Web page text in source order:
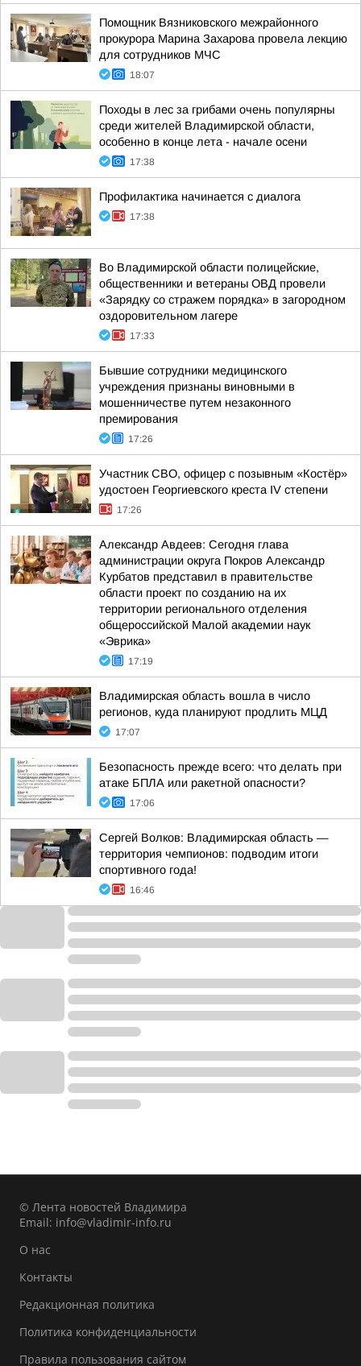
Помощник Вязниковского межрайонного
прокурора Марина Захарова провела лекцию
для сотрудников МЧС
18:07
Походы в лес за грибами очень популярны
среди жителей Владимирской области,
особенно в конце лета - начале осени
17:38
Профилактика начинается с диалога
17:38
Во Владимирской области полицейские,
общественники и ветераны ОВД провели
«Зарядку со стражем порядка» в загородном
оздоровительном лагере
17:33
Бывшие сотрудники медицинского
учреждения признаны виновными в
мошенничестве путем незаконного
премирования
17:26
Участник СВО, офицер с позывным «Костёр»
удостоен Георгиевского креста IV степени
17:26
Александр Авдеев: Сегодня глава
администрации округа Покров Александр
Курбатов представил в правительстве
области проект по созданию на их
территории регионального отделения
общероссийской Малой академии наук
«Эврика»
17:19
Владимирская область вошла в число
регионов, куда планируют продлить МЦД
17:07
Безопасность прежде всего: что делать при
атаке БПЛА или ракетной опасности?
17:06
Сергей Волков: Владимирская область —
территория чемпионов: подводим итоги
спортивного года!
16:46
© Лента новостей Владимира
Email: info@vladimir-info.ru
О нас
Контакты
Редакционная политика
Политика конфиденциальности
Правила пользования сайтом